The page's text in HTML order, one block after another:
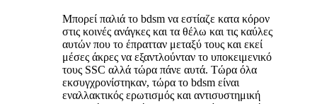
Μπορεί παλιά το bdsm να εστίαζε κατα κόρον
στις κοινές ανάγκες και τα θέλω και τις καύλες
αυτών που το έπρατταν μεταξύ τους και εκεί
μέσες άκρες να εξαντλούνταν το υποκειμενικό
τους SSC αλλά τώρα πάνε αυτά. Τώρα όλα
εκσυγχρονίστηκαν, τώρα το bdsm είναι
εναλλακτικός ερωτισμός και αντισυστημική